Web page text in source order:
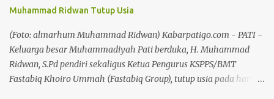
Karier Hadiman menanjak saat menjabat sebagai Kajari
Kuansing pada tahun 2021. Berbagai kasus yang menjadi
perhatian publik dibongkarnya tanpa pandang bulu. Terutama
proyek tiga pilar. ...
Muhammad Ridwan Tutup Usia
(Foto: almarhum Muhammad Ridwan) Kabarpatigo.com - PATI -
Keluarga besar Muhammadiyah Pati berduka, H. Muhammad
Ridwan, S.Pd pendiri sekaligus Ketua Pengurus KSPPS/BMT
Fastabiq Khoiro Ummah (Fastabiq Group), tutup usia pada hari